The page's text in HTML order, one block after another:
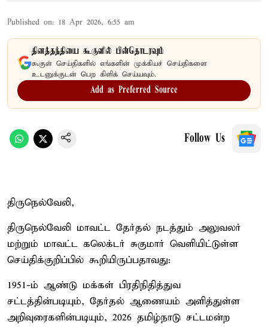
Published on: 18 Apr 2026, 6:55 am
தினத்தந்தியை கூகுளில் பின்தொடரவும்
கூகுள் செய்திகளில் எங்களின் முக்கியச் செய்திகளை
உடனுக்குடன் பெற கிளிக் செய்யவும்.
Add as Preferred Source
Follow Us
திருநெல்வேலி,
திருநெல்வேலி மாவட்ட தேர்தல் நடத்தும் அலுவலர்
மற்றும் மாவட்ட கலெக்டர் சுகுமார் வெளியிட்டுள்ள
செய்திக்குறிப்பில் கூறியிருப்பதாவது:
1951-ம் ஆண்டு மக்கள் பிரதிநிதித்துவ
சட்டத்தின்படியும், தேர்தல் ஆணையம் அளித்துள்ள
அறிவுரைகளின்படியும், 2026 தமிழ்நாடு சட்டமன்ற